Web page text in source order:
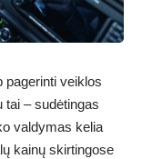
pagerinti veiklos
tai – sudėtingas
valdymas kelia
kainų skirtingose